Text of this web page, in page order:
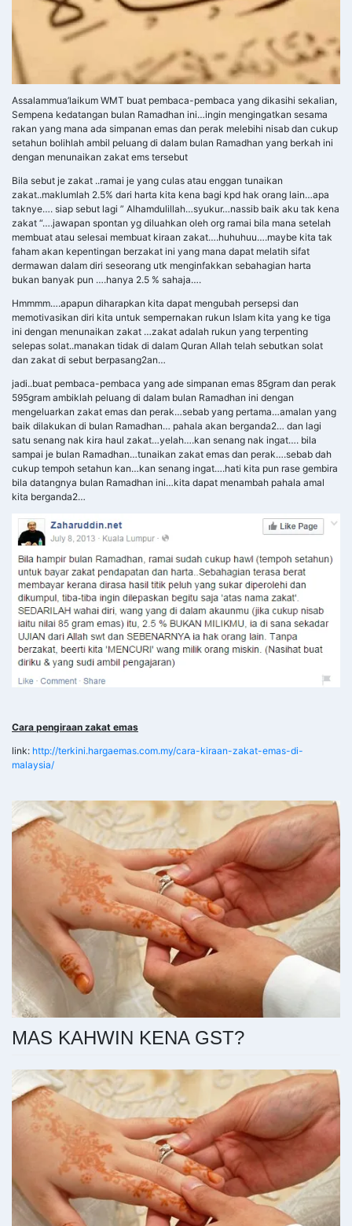
Assalammua’laikum WMT buat pembaca-pembaca yang dikasihi sekalian,
Sempena kedatangan bulan Ramadhan ini…ingin mengingatkan sesama
rakan yang mana ada simpanan emas dan perak melebihi nisab dan cukup
setahun bolihlah ambil peluang di dalam bulan Ramadhan yang berkah ini
dengan menunaikan zakat ems tersebut
Bila sebut je zakat ..ramai je yang culas atau enggan tunaikan
zakat..maklumlah 2.5% dari harta kita kena bagi kpd hak orang lain…apa
taknye…. siap sebut lagi ” Alhamdulillah…syukur…nassib baik aku tak kena
zakat “….jawapan spontan yg diluahkan oleh org ramai bila mana setelah
membuat atau selesai membuat kiraan zakat….huhuhuu….maybe kita tak
faham akan kepentingan berzakat ini yang mana dapat melatih sifat
dermawan dalam diri seseorang utk menginfakkan sebahagian harta
bukan banyak pun ….hanya 2.5 % sahaja….
Hmmmm….apapun diharapkan kita dapat mengubah persepsi dan
memotivasikan diri kita untuk sempernakan rukun Islam kita yang ke tiga
ini dengan menunaikan zakat …zakat adalah rukun yang terpenting
selepas solat..manakan tidak di dalam Quran Allah telah sebutkan solat
dan zakat di sebut berpasang2an…
jadi..buat pembaca-pembaca yang ade simpanan emas 85gram dan perak
595gram ambiklah peluang di dalam bulan Ramadhan ini dengan
mengeluarkan zakat emas dan perak…sebab yang pertama…amalan yang
baik dilakukan di bulan Ramadhan… pahala akan berganda2… dan lagi
satu senang nak kira haul zakat…yelah….kan senang nak ingat…. bila
sampai je bulan Ramadhan…tunaikan zakat emas dan perak….sebab dah
cukup tempoh setahun kan…kan senang ingat….hati kita pun rase gembira
bila datangnya bulan Ramadhan ini…kita dapat menambah pahala amal
kita berganda2…
Cara pengiraan zakat emas
link: http://terkini.hargaemas.com.my/cara-kiraan-zakat-emas-di-
malaysia/
MAS KAHWIN KENA GST?